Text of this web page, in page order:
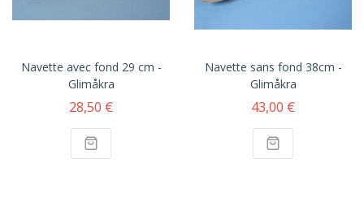
Navette avec fond 29 cm -
Glimåkra
28,50 €
Navette sans fond 38cm -
Glimåkra
43,00 €